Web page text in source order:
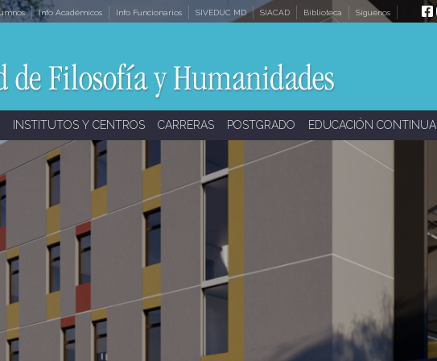
Info Académicos Info Funcionarios SIVEDUC MD SIACAD Biblioteca Síguenos
INSTITUTOS Y CENTROS CARRERAS POSTGRADO EDUCACIÓN CONTINUA